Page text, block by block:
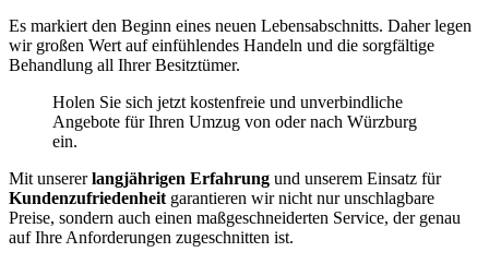
Es markiert den Beginn eines neuen Lebensabschnitts. Daher legen
wir großen Wert auf einfühlendes Handeln und die sorgfältige
Behandlung all Ihrer Besitztümer.
Holen Sie sich jetzt kostenfreie und unverbindliche
Angebote für Ihren Umzug von oder nach Würzburg
ein.
Mit unsererlangjährigen Erfahrung und unserem Einsatz für
Kundenzufriedenheit garantieren wir nicht nur unschlagbare
Preise, sondern auch einen maßgeschneiderten Service, der genau
auf Ihre Anforderungen zugeschnitten ist.